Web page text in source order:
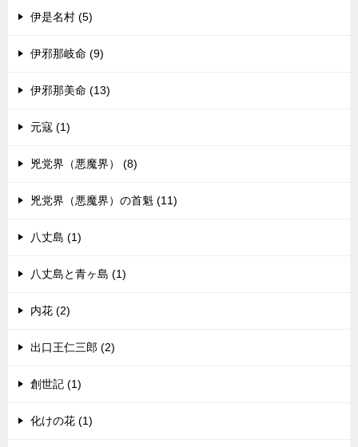
伊是名村 (5)
伊邪那岐命 (9)
伊邪那美命 (13)
元寇 (1)
兇党界（悪魔界） (8)
兇党界（悪魔界）の首魁 (11)
八丈島 (1)
八丈島と青ヶ島 (1)
内花 (2)
出口王仁三郎 (2)
創世記 (1)
化けの花 (1)